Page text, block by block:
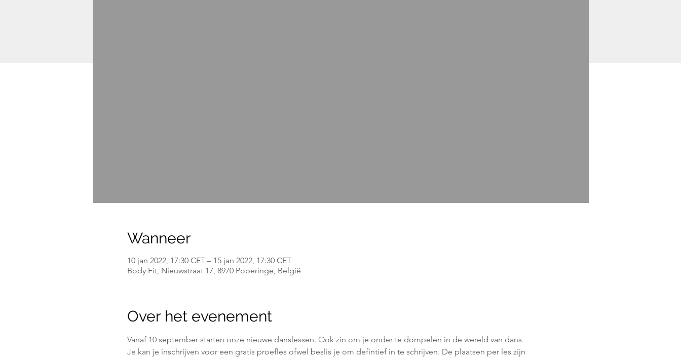
Wanneer
10 jan 2022, 17:30 CET – 15 jan 2022, 17:30 CET
Body Fit, Nieuwstraat 17, 8970 Poperinge, België
Over het evenement
Vanaf 10 september starten onze nieuwe danslessen. Ook zin om je onder te dompelen in de wereld van dans.
Je kan je inschrijven voor een gratis proefles ofwel beslis je om defintief in te schrijven. De plaatsen per les zijn